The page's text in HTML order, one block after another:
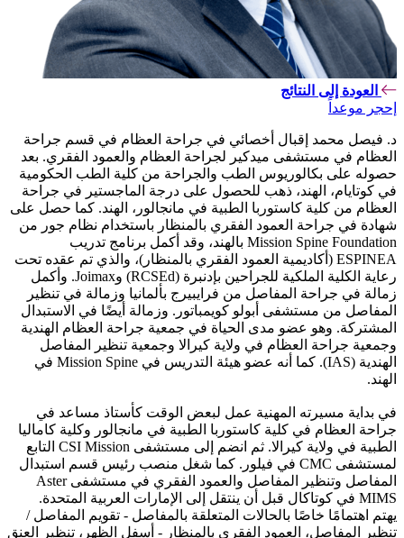
العودة إلى النتائج
إحجر موعداً
د. فيصل محمد إقبال أخصائي في جراحة العظام في قسم جراحة
العظام في مستشفى ميدكير لجراحة العظام والعمود الفقري. بعد
حصوله على بكالوريوس الطب والجراحة من كلية الطب الحكومية
في كوتايام، الهند، ذهب للحصول على درجة الماجستير في جراحة
العظام من كلية كاستوربا الطبية في مانجالور، الهند. كما حصل على
شهادة في جراحة العمود الفقري بالمنظار باستخدام نظام جور من
Mission Spine Foundation بالهند، وقد أكمل برنامج تدريب
ESPINEA (أكاديمية العمود الفقري بالمنظار)، والذي تم عقده تحت
رعاية الكلية الملكية للجراحين بإدنبرة (RCSEd) وJoimax. وأكمل
زمالة في جراحة المفاصل من فرايبيرج بألمانيا وزمالة في تنظير
المفاصل من مستشفى أبولو كويمباتور. وزمالة أيضًا في الاستبدال
المشتركة. وهو عضو مدى الحياة في جمعية جراحة العظام الهندية
وجمعية جراحة العظام في ولاية كيرالا وجمعية تنظير المفاصل
الهندية (IAS). كما أنه عضو هيئة التدريس في Mission Spine في
الهند.
في بداية مسيرته المهنية عمل لبعض الوقت كأستاذ مساعد في
جراحة العظام في كلية كاستوربا الطبية في مانجالور وكلية كاماليا
الطبية في ولاية كيرالا. ثم انضم إلى مستشفى CSI Mission التابع
لمستشفى CMC في فيلور. كما شغل منصب رئيس قسم استبدال
المفاصل وتنظير المفاصل والعمود الفقري في مستشفى Aster
MIMS في كوتاكال قبل أن ينتقل إلى الإمارات العربية المتحدة.
يهتم اهتمامًا خاصًا بالحالات المتعلقة بالمفاصل - تقويم المفاصل /
تنظير المفاصل، العمود الفقري بالمنظار - أسفل الظهر، تنظير العنق